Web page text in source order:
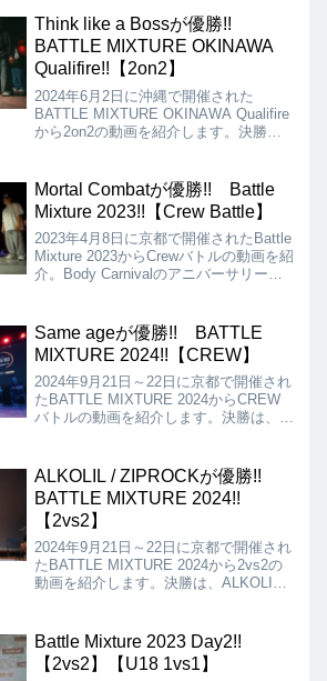
につづいて、他のBODY CARNIVALメ
ンバー、ジャッジを加えてのソロ回しと
いう構成!!
Think like a Bossが優勝!!
BATTLE MIXTURE OKINAWA
Qualifire!!【2on2】
2024年6月2日に沖縄で開催された
BATTLE MIXTURE OKINAWA Qualifire
から2on2の動画を紹介します。決勝
勝となりました!!
Mortal Combatが優勝!! Battle
Mixture 2023!!【Crew Battle】
2023年4月8日に京都で開催されたBattle
Mixture 2023からCrewバトルの動画を紹
介。Body Carnivalのアニバーサリーイ
てしまうほどでした!!
Same ageが優勝!! BATTLE
MIXTURE 2024!!【CREW】
2024年9月21日～22日に京都で開催され
たBATTLE MIXTURE 2024からCREW
バトルの動画を紹介します。決勝は、
たが、結果は、Same ageが優勝となり
ました!!
ALKOLIL / ZIPROCKが優勝!!
BATTLE MIXTURE 2024!!
【2vs2】
2024年9月21日～22日に京都で開催され
たBATTLE MIXTURE 2024から2vs2の
動画を紹介します。決勝は、ALKOLIL /
ZIPROCKが優勝となりました!!
Battle Mixture 2023 Day2!!
【2vs2】【U18 1vs1】